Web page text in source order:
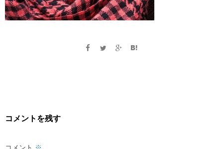
コメントを残す